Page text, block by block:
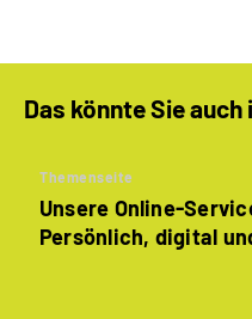
Das könnte Sie
Themenseite
Unsere Online-
Persönlich, digital